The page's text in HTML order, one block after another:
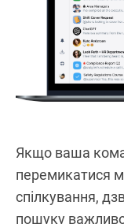
Якщо ваша
перемикатися
спілкування,
пошуку